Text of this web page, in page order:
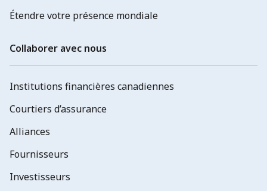
Étendre votre présence mondiale
Collaborer avec nous
Institutions financières canadiennes
Courtiers d’assurance
Alliances
Fournisseurs
Investisseurs